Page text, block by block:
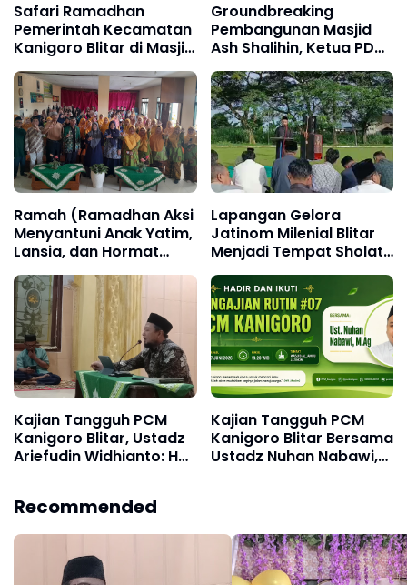
Safari Ramadhan
Pemerintah Kecamatan
Kanigoro Blitar di Masjid
Muhammadiyah
Groundbreaking
Pembangunan Masjid
Ash Shalihin, Ketua PDM
Pimpin Peletakan Batu
Pertama
Ramah (Ramadhan Aksi
Menyantuni Anak Yatim,
Lansia, dan Hormat
untuk Guru) PCM dan
PCA Kanigoro Blitar
Lapangan Gelora
Jatinom Milenial Blitar
Menjadi Tempat Sholat
Idul Fitri PRM Jatinom
Kajian Tangguh PCM
Kanigoro Blitar, Ustadz
Ariefudin Widhianto: HPT
Kajian Tangguh PCM
Kanigoro Blitar Bersama
Ustadz Nuhan Nabawi,
Recommended